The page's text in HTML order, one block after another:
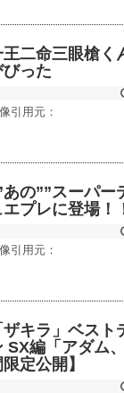
王二命三眼槍く
びった
引用元：
あの””スーパ
エプレに登場！
引用元：
ザキラ」ベス
SX編「アダム
限定公開】